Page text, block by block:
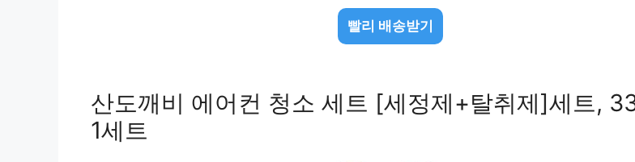
빨리 배송받기
산도깨비 에어컨 청소 세트 [세정제+탈취제]세트,
1세트